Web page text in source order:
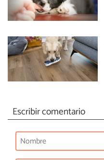
Escribir comentario